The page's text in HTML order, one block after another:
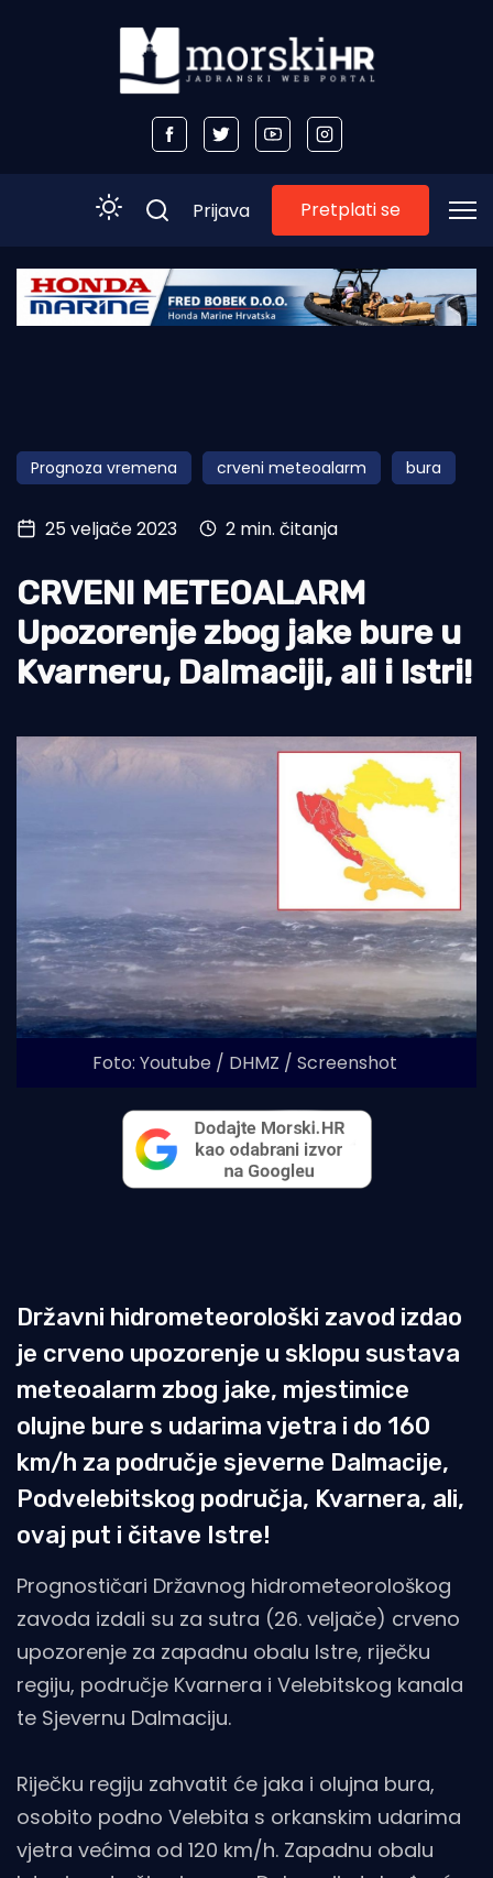
Početna
Obala
Otoci
Turizam i nautika
Pomorstvo
Ribolov
Ekologija
Prijava Pretplati se
Prognoza vremena crveni meteoalarm bura
25 veljače 2023 2 min. čitanja
CRVENI METEOALARM
Upozorenje zbog jake bure u
Kvarneru, Dalmaciji, ali i Istri!
Foto: Youtube / DHMZ / Screenshot
Državni hidrometeorološki zavod izdao
je crveno upozorenje u sklopu sustava
meteoalarm zbog jake, mjestimice
olujne bure s udarima vjetra i do 160
km/h za područje sjeverne Dalmacije,
Podvelebitskog područja, Kvarnera, ali,
ovaj put i čitave Istre!
Prognostičari Državnog hidrometeorološkog
zavoda izdali su za sutra (26. veljače) crveno
upozorenje za zapadnu obalu Istre, riječku
regiju, područje Kvarnera i Velebitskog kanala
te Sjevernu Dalmaciju.
Riječku regiju zahvatit će jaka i olujna bura,
osobito podno Velebita s orkanskim udarima
vjetra većima od 120 km/h. Zapadnu obalu